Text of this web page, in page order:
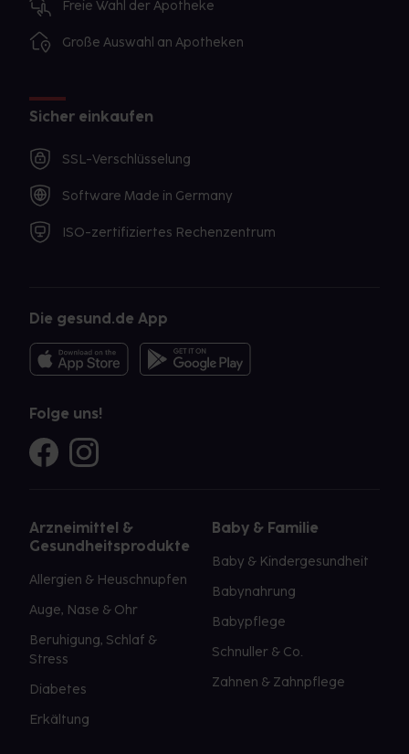
Freie Wahl der Apotheke
Große Auswahl an Apotheken
Sicher einkaufen
SSL-Verschlüsselung
Software Made in Germany
ISO-zertifiziertes Rechenzentrum
Die gesund.de App
Folge uns!
Arzneimittel &
Gesundheitsprodukte
Allergien & Heuschnupfen
Auge, Nase & Ohr
Beruhigung, Schlaf &
Stress
Diabetes
Erkältung
Baby & Familie
Baby & Kindergesundheit
Babynahrung
Babypflege
Schnuller & Co.
Zahnen & Zahnpflege